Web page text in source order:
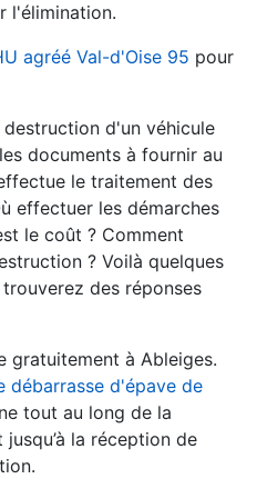
l'élimination.
agréé Val-d'Oise 95 pour
d'un véhicule
documents à fournir au
le traitement des
effectuer les démarches
le coût ? Comment
? Voilà quelques
des réponses
gratuitement à Ableiges.
débarrasse d'épave de
tout au long de la
jusqu’à la réception de